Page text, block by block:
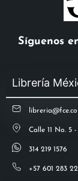
Síguenos
Librería
Calle 11 No. 5
314 219 1576
+57 601 283